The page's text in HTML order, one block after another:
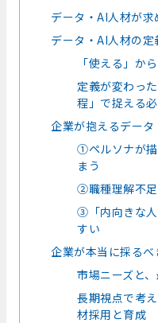
データ・AI人材が
データ・AI人材の定
「使える」か
定義が変わっ
程」で捉える
企業が抱えるデー
①ペルソナが描
まう
②職種理解不
③「内向きな
すい
企業が本当に採る
市場ニーズと
長期視点で考
材採用と育成